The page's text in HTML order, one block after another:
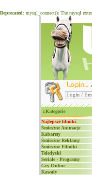
Deprecated: mysql_connect(): The mysql
::Kategorie
Najlepsze filmiki
Śmieszne Animacje
Kabarety
Śmieszne Reklamy
Śmieszne Filmiki
Teledyski
Seriale - Programy
Gry Online
Kawały